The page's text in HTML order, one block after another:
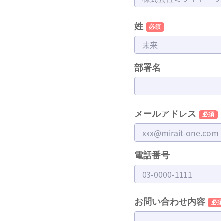
姓
部署名
メールアドレス
電話番号
お問い合わせ内容